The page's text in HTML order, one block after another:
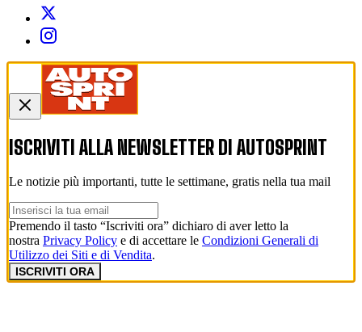
ISCRIVITI ALLA NEWSLETTER DI AUTOSPRINT
Le notizie più importanti, tutte le settimane, gratis nella tua mail
Premendo il tasto “Iscriviti ora” dichiaro di aver letto la
nostra Privacy Policy e di accettare le Condizioni Generali di
Utilizzo dei Siti e di Vendita.
ISCRIVITI ORA